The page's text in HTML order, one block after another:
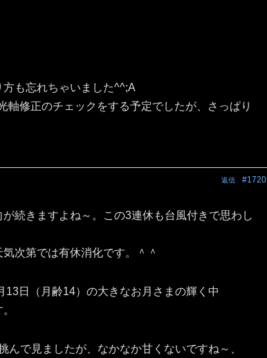
も忘れちゃいました^^;A
軸修正のチェックをする予定でしたが、さっぱり
#1720
返信
続きますよね～。この3連休も台風付きで思わし
次第では有休消化です。＾＾
日（月齢14）の大きなお月さまの輝く中
んで見ましたが、なかなか甘くないですね～、